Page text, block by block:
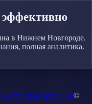
в Нижнем Новгороде.
полная аналитика.
AppStarИнтеграции©